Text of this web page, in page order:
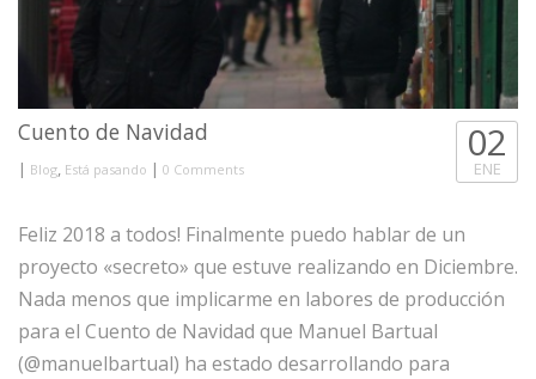
Cuento de Navidad
| Blog, Está pasando | 0 Comments
02
ENE
Feliz 2018 a todos! Finalmente puedo hablar de un
proyecto «secreto» que estuve realizando en Diciembre.
Nada menos que implicarme en labores de producción
para el Cuento de Navidad que Manuel Bartual
(@manuelbartual) ha estado desarrollando para